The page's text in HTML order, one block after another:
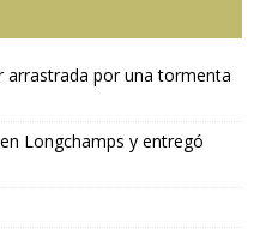
arrastrada por una tormenta
Longchamps y entregó